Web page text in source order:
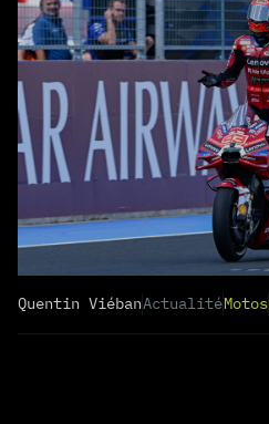
Quentin ViébanActualitéMotos